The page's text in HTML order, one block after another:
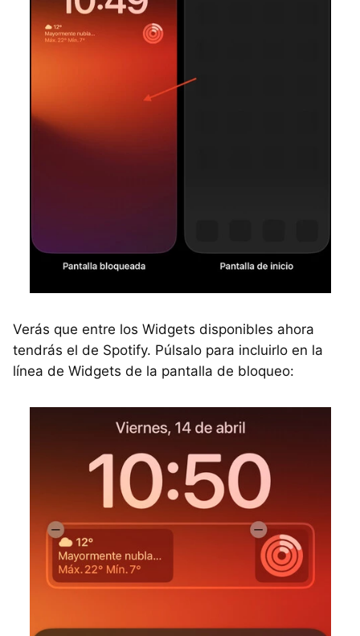
Verás que entre los Widgets disponibles ahora
tendrás el de Spotify. Púlsalo para incluirlo en la
línea de Widgets de la pantalla de bloqueo: